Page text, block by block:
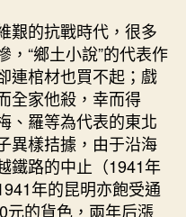
艱的抗戰時代，很多
“鄉土小說”的代表作
連棺材也買不起；戲
全家他殺，幸而得
羅等為代表的東北
異樣拮據，由于沿海
鐵路的中止（1941年
年的昆明亦飽受通
元的貨色，兩年后漲